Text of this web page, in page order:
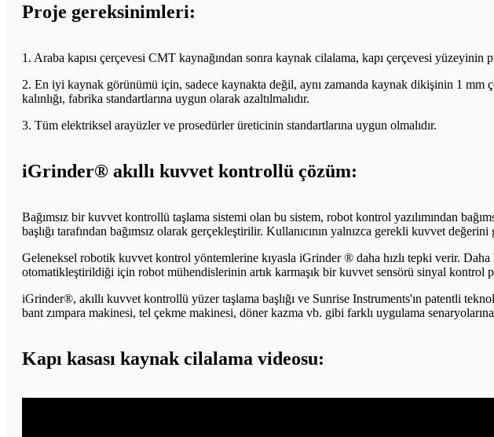
Proje gereksinimleri:
1. Araba kapısı çerçevesi CMT kaynağından sonra kaynak cilalama, kapı çerçevesi yüzeyinin
2. En iyi kaynak görünümü için, sadece kaynakta değil, aynı zamanda kaynak dikişinin 1 mm
kalınlığı, fabrika standartlarına uygun olarak azaltılmalıdır.
3. Tüm elektriksel arayüzler ve prosedürler üreticinin standartlarına uygun olmalıdır.
iGrinder® akıllı kuvvet kontrollü çözüm:
Bağımsız bir kuvvet kontrollü taşlama sistemi olan bu sistem, robot kontrol yazılımından
başlığı tarafından bağımsız olarak gerçekleştirilir. Kullanıcının yalnızca gerekli kuvvet
Geleneksel robotik kuvvet kontrol yöntemlerine kıyasla iGrinder ® daha hızlı tepki verir.
otomatikleştirildiği için robot mühendislerinin artık karmaşık bir kuvvet sensörü sinyal kontrol
iGrinder®, akıllı kuvvet kontrollü yüzer taşlama başlığı ve Sunrise Instruments'ın patentli
bant zımpara makinesi, tel çekme makinesi, döner kazma vb. gibi farklı uygulama
Kapı kasası kaynak cilalama videosu: